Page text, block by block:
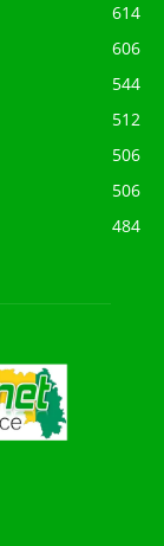
614
606
544
512
506
506
484